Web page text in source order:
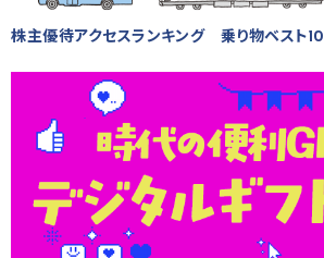
株主優待アクセスランキング 乗り物ベスト10